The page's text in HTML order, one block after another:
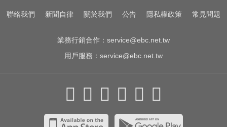
尼斯湖水怪又現身！遊湖拍到「神
聯絡我們 新聞自律 關於我們 公告 隱私權政策 常見問題
業務行銷合作： service@ebc.net.tw
用戶服務： service@ebc.net.tw